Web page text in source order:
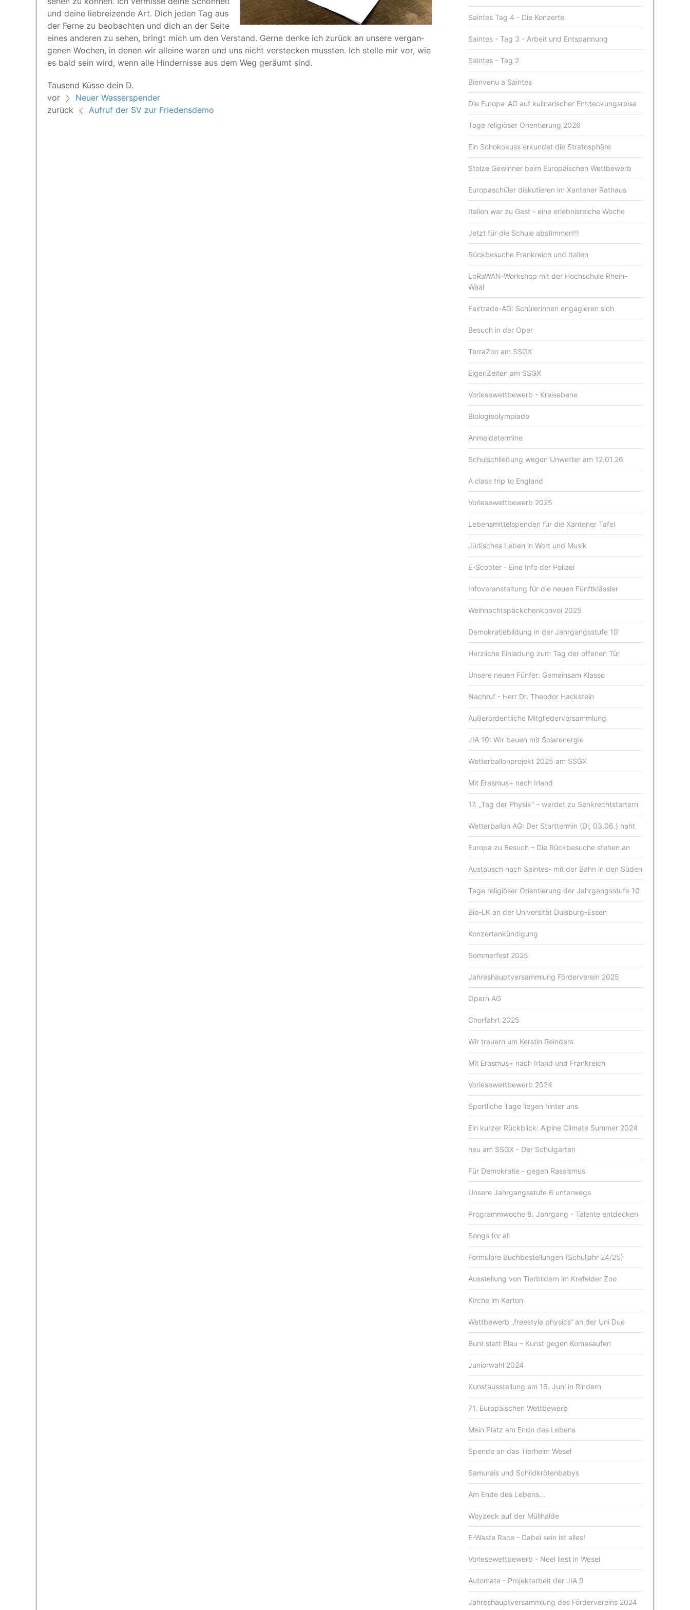
und dei­ne lieb­rei­zen­de Art. Dich jeden Tag aus
der Fer­ne zu beob­ach­ten und dich an der Sei­te
eines ande­ren zu sehen, bringt mich um den Ver­stand. Ger­ne den­ke ich zurück an unse­re ver­gan­
ge­nen Wochen, in denen wir allei­ne waren und uns nicht ver­ste­cken muss­ten. Ich stel­le mir vor, wie
es bald sein wird, wenn alle Hin­der­nis­se aus dem Weg geräumt sind.
Tau­send Küs­se dein D.
vor
Neuer Wasserspender
zurück
Aufruf der SV zur Friedensdemo
Saintes Tag 4 - Die Konzerte
Saintes - Tag 3 - Arbeit und Entspannung
Saintes - Tag 2
Bienvenu a Saintes
Die Europa-AG auf kulinarischer Entdeckungsreise
Tage religiöser Orientierung 2026
Ein Schokokuss erkundet die Stratosphäre
Stolze Gewinner beim Europäischen Wettbewerb
Europaschüler diskutieren im Xantener Rathaus
Italien war zu Gast - eine erlebnisreiche Woche
Jetzt für die Schule abstimmen!!!
Rückbesuche Frankreich und Italien
LoRaWAN-Workshop mit der Hochschule Rhein-
Waal
Fairtrade-AG: Schülerinnen engagieren sich
Besuch in der Oper
TerraZoo am SSGX
EigenZeiten am SSGX
Vorlesewettbewerb - Kreisebene
Biologieolympiade
Anmeldetermine
Schulschließung wegen Unwetter am 12.01.26
A class trip to England
Vorlesewettbewerb 2025
Lebensmittelspenden für die Xantener Tafel
Jüdisches Leben in Wort und Musik
E-Scooter - Eine Info der Polizei
Infoveranstaltung für die neuen Fünftklässler
Weihnachtspäckchenkonvoi 2025
Demokratiebildung in der Jahrgangsstufe 10
Herzliche Einladung zum Tag der offenen Tür
Unsere neuen Fünfer: Gemeinsam Klasse
Nachruf - Herr Dr. Theodor Hackstein
Außerordentliche Mitgliederversammlung
JIA 10: Wir bauen mit Solarenergie
Wetterballonprojekt 2025 am SSGX
Mit Erasmus+ nach Irland
17. „Tag der Physik“ – werdet zu Senkrechtstartern
Wetterballon AG: Der Starttermin (Di, 03.06.) naht
Europa zu Besuch – Die Rückbesuche stehen an
Austausch nach Saintes- mit der Bahn in den Süden
Tage religiöser Orientierung der Jahrgangsstufe 10
Bio-LK an der Universität Duisburg-Essen
Konzertankündigung
Sommerfest 2025
Jahreshauptversammlung Förderverein 2025
Opern AG
Chorfahrt 2025
Wir trauern um Kerstin Reinders
Mit Erasmus+ nach Irland und Frankreich
Vorlesewettbewerb 2024
Sportliche Tage liegen hinter uns
Ein kurzer Rückblick: Alpine Climate Summer 2024
neu am SSGX - Der Schulgarten
Für Demokratie - gegen Rassismus
Unsere Jahrgangsstufe 6 unterwegs
Programmwoche 8. Jahrgang - Talente entdecken
Songs for all
Formulare Buchbestellungen (Schuljahr 24/25)
Ausstellung von Tierbildern im Krefelder Zoo
Kirche im Karton
Wettbewerb „freestyle physics“ an der Uni Due
Bunt statt Blau – Kunst gegen Komasaufen
Juniorwahl 2024
Kunstausstellung am 16. Juni in Rindern
71. Europäischen Wettbewerb
Mein Platz am Ende des Lebens
Spende an das Tierheim Wesel
Samurais und Schildkrötenbabys
Am Ende des Lebens...
Woyzeck auf der Müllhalde
E-Waste Race - Dabei sein ist alles!
Vorlesewettbewerb - Neel liest in Wesel
Automata - Projektarbeit der JIA 9
Jahreshauptversammlung des Fördervereins 2024